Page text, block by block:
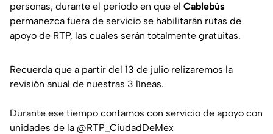
personas, durante el periodo en que el Cablebús
permanezca fuera de servicio se habilitarán rutas de
apoyo de RTP, las cuales serán totalmente gratuitas.
Recuerda que a partir del 13 de julio relizaremos la
revisión anual de nuestras 3 líneas.
Durante ese tiempo contamos con servicio de apoyo con
unidades de la @RTP_CiudadDeMex